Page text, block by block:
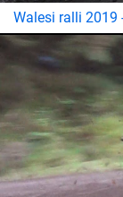
Walesi ralli 2019